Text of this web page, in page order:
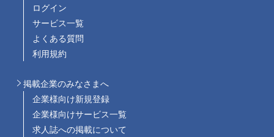
ログイン
サービス一覧
よくある質問
利用規約
掲載企業のみなさまへ
企業様向け新規登録
企業様向けサービス一覧
求人誌への掲載について